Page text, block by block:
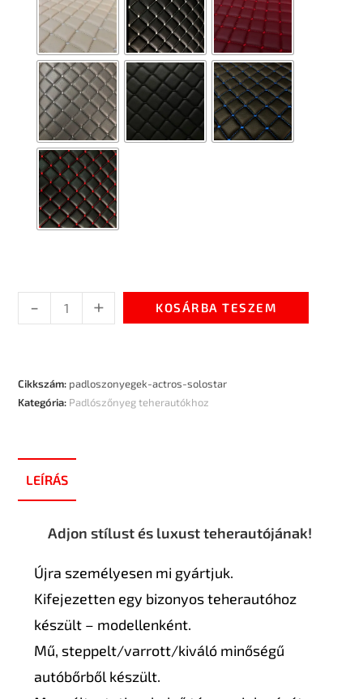
- + KOSÁRBA TESZEM
Cikkszám: padloszonyegek-actros-solostar
Kategória: Padlószőnyeg teherautókhoz
LEÍRÁS
Adjon stílust és luxust teherautójának!
Újra személyesen mi gyártjuk.
Kifejezetten egy bizonyos teherautóhoz
készült – modellenként.
Mű, steppelt/varrott/kiváló minőségű
autóbőrből készült.